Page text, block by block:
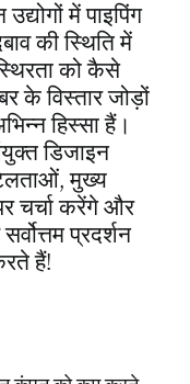
उद्धरण
में पाइपिंग
की स्थिति में
को कैसे
के विस्तार जोड़ों
हिस्सा हैं।
डिजाइन
मुख्य
चर्चा करेंगे और
प्रदर्शन
हैं!